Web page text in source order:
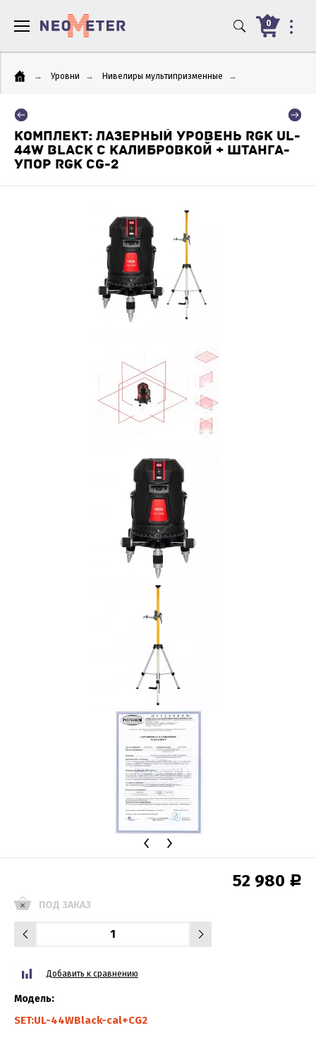
0
→ Уровни → Нивелиры мультипризменные →
КОМПЛЕКТ: ЛАЗЕРНЫЙ УРОВЕНЬ RGK UL-
44W BLACK С КАЛИБРОВКОЙ + ШТАНГА-
УПОР RGK CG-2
52 980 Р
ПОД ЗАКАЗ
Добавить к сравнению
Модель:
SET:UL-44WBlack-cal+CG2